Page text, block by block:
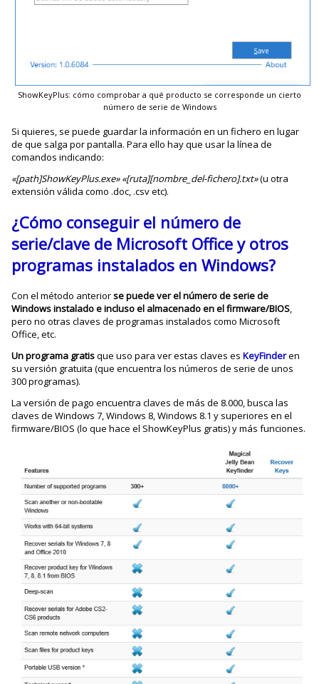
ShowKeyPlus: cómo comprobar a qué producto se corresponde un cierto
número de serie de Windows
Si quieres, se puede guardar la información en un fichero en lugar
de que salga por pantalla. Para ello hay que usar la línea de
comandos indicando:
«[path]ShowKeyPlus.exe» «[ruta][nombre_del-fichero].txt»(u otra
extensión válida como .doc, .csv etc).
¿Cómo conseguir el número de
serie/clave de Microsoft Office y otros
programas instalados en Windows?
Con el método anteriorse puede ver el número de serie de
Windows instalado e incluso el almacenado en el firmware/BIOS,
pero no otras claves de programas instalados como Microsoft
Office, etc.
Un programa gratisque uso para ver estas claves esKeyFinderen
su versión gratuita (que encuentra los números de serie de unos
300 programas).
La versión de pago encuentra claves de más de 8.000, busca las
claves de Windows 7, Windows 8, Windows 8.1 y superiores en el
firmware/BIOS (lo que hace el ShowKeyPlus gratis) y más funciones.